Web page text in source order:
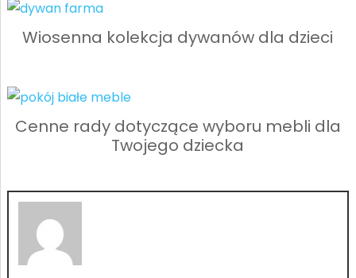
Wiosenna kolekcja dywanów dla dzieci
Cenne rady dotyczące wyboru mebli dla
Twojego dziecka